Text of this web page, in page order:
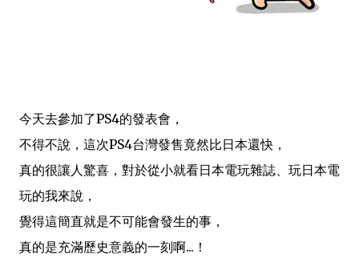
今天去參加了PS4的發表會，
不得不說，這次PS4台灣發售竟然比日本還快，
真的很讓人驚喜，對於從小就看日本電玩雜誌、玩日本電
玩的我來說，
覺得這簡直就是不可能會發生的事，
真的是充滿歷史意義的一刻啊...！